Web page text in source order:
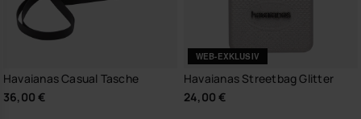
Havaianas Casual Tasche
36,00 €
WEB-EXKLUSIV
Havaianas Streetbag Glitter
24,00 €